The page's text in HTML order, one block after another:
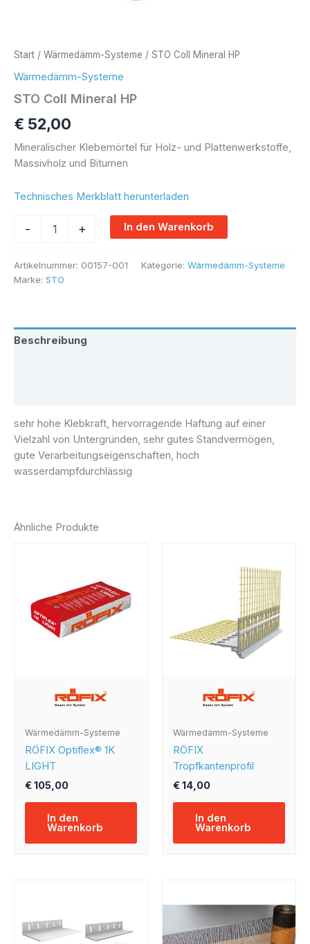
Start / Wärmedämm-Systeme / STO Coll Mineral HP
Wärmedämm-Systeme
STO Coll Mineral HP
€ 52,00
Mineralischer Klebemörtel für Holz- und Plattenwerkstoffe,
Massivholz und Bitumen
Technisches Merkblatt herunterladen
- + In den Warenkorb
Artikelnummer: 00157-001 Kategorie: Wärmedämm-Systeme
Marke: STO
Beschreibung
sehr hohe Klebkraft, hervorragende Haftung auf einer
Vielzahl von Untergründen, sehr gutes Standvermögen,
gute Verarbeitungseigenschaften, hoch
wasserdampfdurchlässig
Ähnliche Produkte
Wärmedämm-Systeme
RÖFIX Optiflex® 1K
LIGHT
€105,00
In den
Warenkorb
Wärmedämm-Systeme
RÖFIX
Tropfkantenprofil
€14,00
In den
Warenkorb